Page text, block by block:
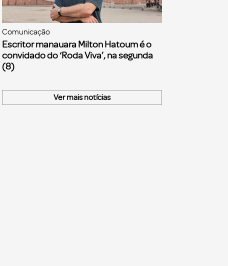
Comunicação
Escritor manauara Milton Hatoum é o
convidado do ‘Roda Viva’, na segunda
(8)
Ver mais notícias